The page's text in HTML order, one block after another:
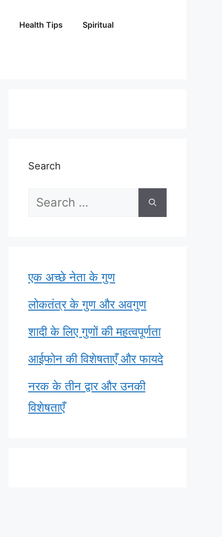
Health Tips Spiritual
Search
Search
एक अच्छे नेता के गुण
लोकतंत्र के गुण और अवगुण
शादी के लिए गुणों की महत्वपूर्णता
आईफोन की विशेषताएँ और फायदे
नरक के तीन द्वार और उनकी
विशेषताएँ